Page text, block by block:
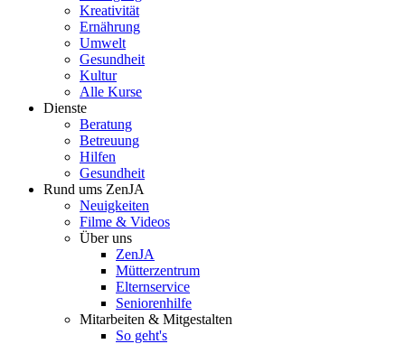
Kreativität
Ernährung
Umwelt
Gesundheit
Kultur
Alle Kurse
Dienste
Beratung
Betreuung
Hilfen
Gesundheit
Rund ums ZenJA
Neuigkeiten
Filme & Videos
Über uns
ZenJA
Mütterzentrum
Elternservice
Seniorenhilfe
Mitarbeiten & Mitgestalten
So geht's